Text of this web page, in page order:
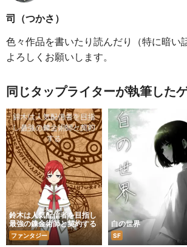
司（つかさ）
色々作品を書いたり読んだり（特に暗い
よろしくお願いします。
同じタップライターが執筆した
鈴木は人気配信者を目指し
最強の錬金術師と契約する
ファンタジー
白の世界
SF